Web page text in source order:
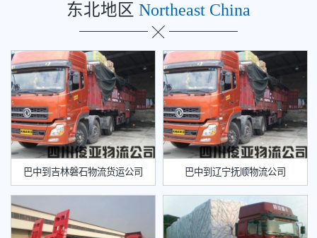
东北地区 Northeast China
巴中到吉林磐石物流货运公司 巴中到辽宁抚顺物流公司